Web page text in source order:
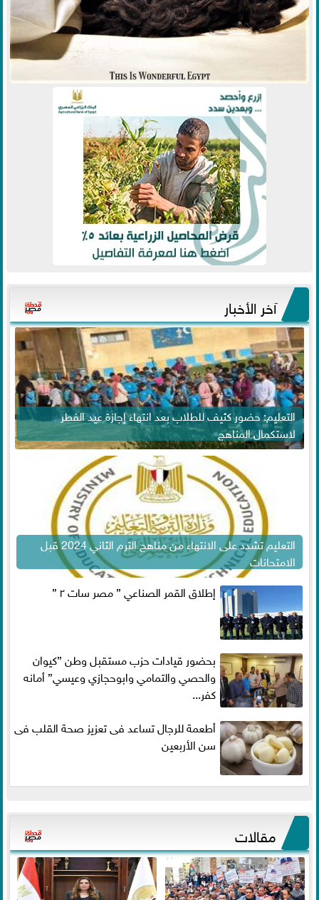
آخر الأخبار
التعليم: حضور كثيف للطلاب بعد انتهاء إجازة عيد الفطر
لاستكمال المناهج
التعليم تشدد على الانتهاء من مناهج الترم الثاني 2024 قبل
الامتحانات
إطلاق القمر الصناعي ” مصر سات ٢ ”
بحضور قيادات حزب مستقبل وطن ”كيوان
والحصي والتمامي وابوحجازي وعيسي” أمانه
كفر...
أطعمة للرجال تساعد فى تعزيز صحة القلب فى
سن الأربعين
مقالات